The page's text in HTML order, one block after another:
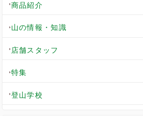
商品紹介
山の情報・知識
店舗スタッフ
特集
登山学校